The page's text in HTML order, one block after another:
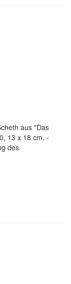
aus "Das
13 x 18 cm. -
des